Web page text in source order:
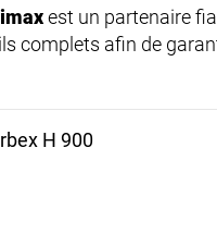
est un partenaire
complets afin de
H 900